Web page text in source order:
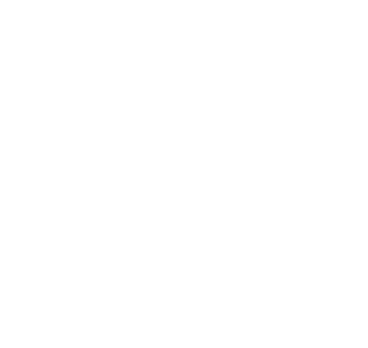
限、获取效率与利用率，构建无限杀意循环。装备是增强杀意的
、拜月教邪教徒、红帽骷髅王等，它们触发方式隐蔽、战斗机制特